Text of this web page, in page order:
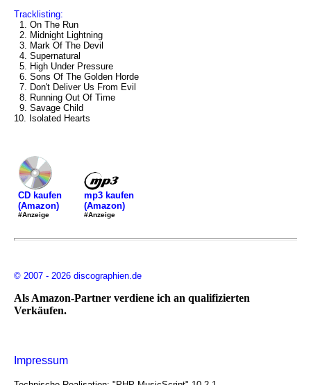
Tracklisting:
1. On The Run
2. Midnight Lightning
3. Mark Of The Devil
4. Supernatural
5. High Under Pressure
6. Sons Of The Golden Horde
7. Don't Deliver Us From Evil
8. Running Out Of Time
9. Savage Child
10. Isolated Hearts
CD kaufen
(Amazon)
#Anzeige
mp3 kaufen
(Amazon)
#Anzeige
© 2007 - 2026 discographien.de
Als Amazon-Partner verdiene ich an qualifizierten
Verkäufen.
Impressum